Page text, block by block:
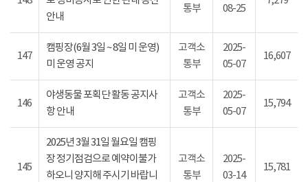
안내
통부
08-25
147
캠핑장(6월 3일 ~ 8일 미 운영)
미 운영 공지
고객소
통부
2025-
05-07
16,607
146
야생동물 포획단 활동 공지사
항 안내
고객소
통부
2025-
05-07
15,794
145
2025년 3월 31일 월요일 캠핑
장 정기점검으로 예약이불가
하오니 양지해 주시기 바랍니
고객소
통부
2025-
03-14
15,781